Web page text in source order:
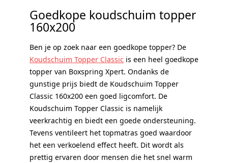
Goedkope koudschuim topper
160x200
Ben je op zoek naar een goedkope topper? De
Koudschuim Topper Classic is een heel goedkope
topper van Boxspring Xpert. Ondanks de
gunstige prijs biedt de Koudschuim Topper
Classic 160x200 een goed ligcomfort. De
Koudschuim Topper Classic is namelijk
veerkrachtig en biedt een goede ondersteuning.
Tevens ventileert het topmatras goed waardoor
het een verkoelend effect heeft. Dit wordt als
prettig ervaren door mensen die het snel warm